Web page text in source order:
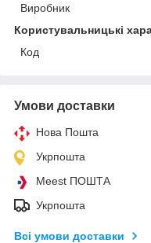
Виробник
Користувальницькі
Код
Умови доставки
Нова Пошта
Укрпошта
Meest ПОШТА
Укрпошта
Всі умови доставки